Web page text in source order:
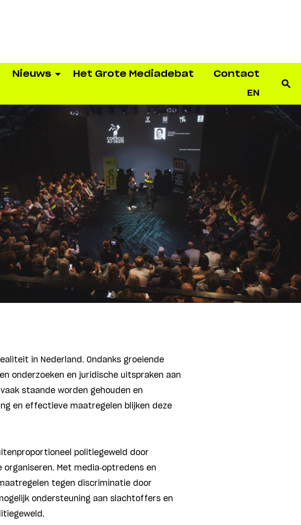
Nieuws Het Grote Mediadebat Contact
EN
in Nederland. Ondanks groeiende
onderzoeken en juridische uitspraken aan
staande worden gehouden en
en effectieve maatregelen blijken deze
politiegeweld door
Met media-optredens en
tegen discriminatie door
ondersteuning aan slachtoffers en